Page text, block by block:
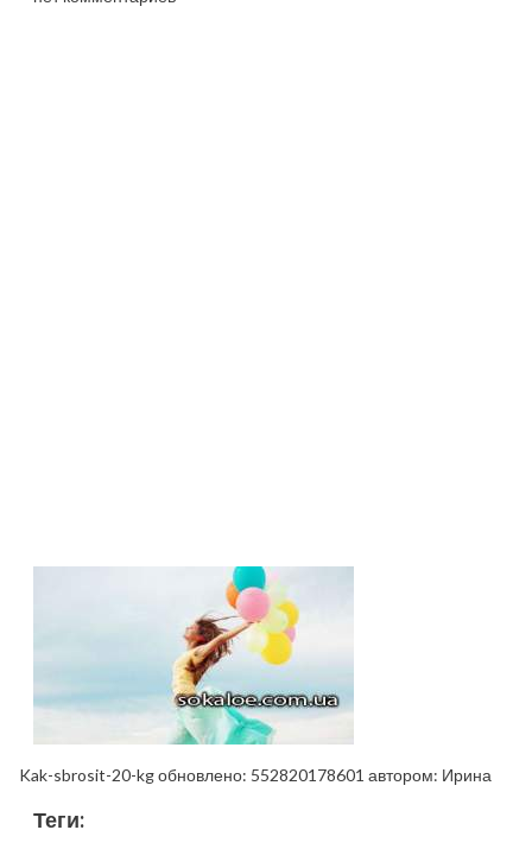
Kak-sbrosit-20-kgобновлено: 552820178601 автором: Ирина
Теги: